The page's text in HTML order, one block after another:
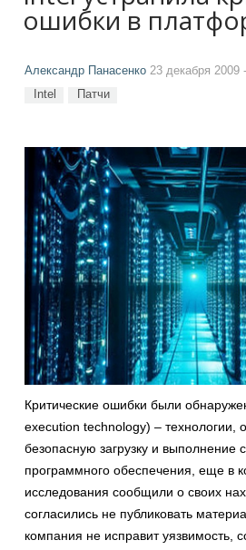
ошибки в
Александр Панасенко 23 декабря 2009
Intel Патчи
Критические ошибки были
execution technology) – технологии,
безопасную загрузку и выполнение
программного обеспечения, еще в
исследования сообщили о своих
согласились не публиковать
компания не исправит уязвимость,